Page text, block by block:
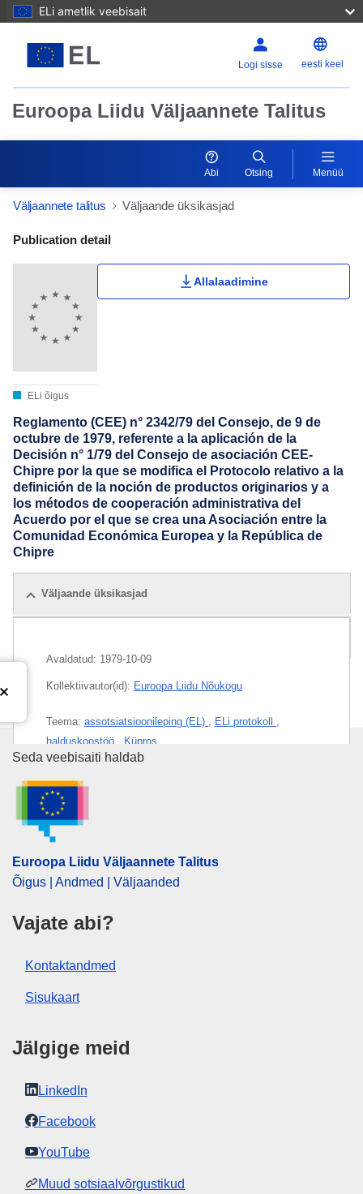
ELi ametlik veebisait
Logi sisse eesti keel
Euroopa Liidu Väljaannete Talitus
Abi Otsing Menüü
Väljaannete talitus Väljaande üksikasjad
Publication Detail Actions Portlet
Publication detail
ELi õigus
Allalaadimine
Reglamento (CEE) n° 2342/79 del Consejo, de 9 de
octubre de 1979, referente a la aplicación de la
Decisión n° 1/79 del Consejo de asociación CEE-
Chipre por la que se modifica el Protocolo relativo a la
definición de la noción de productos originarios y a
los métodos de cooperación administrativa del
Acuerdo por el que se crea una Asociación entre la
Comunidad Económica Europea y la República de
Chipre
Väljaande üksikasjad
Avaldatud: 1979-10-09
Kollektiivautor(id): Euroopa Liidu Nõukogu
Teema: assotsiatsioonileping (EL) ELi protokoll
halduskoostöö
Küpros
ELI :
Euroopa Liidu Väljaannete
Seda veebisaiti haldab
Euroopa Liidu Väljaannete Talitus
Õigus | Andmed | Väljaanded
Vajate abi?
Kontaktandmed
Sisukaart
Jälgige meid
LinkedIn
Facebook
YouTube
Muud sotsiaalvõrgustikud